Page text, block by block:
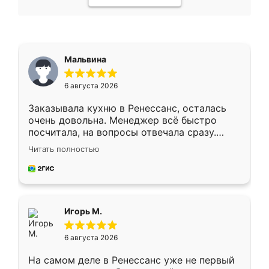
Мальвина
6 августа 2026
Заказывала кухню в Ренессанс, осталась
очень довольна. Менеджер всё быстро
посчитала, на вопросы отвечала сразу.
Замерщик приехал в субботу, подошёл к
делу со всей ответственностью. Собрали
за день, ребята работали аккуратно, даже
Читать полностью
Игорь М.
6 августа 2026
На самом деле в Ренессанс уже не первый